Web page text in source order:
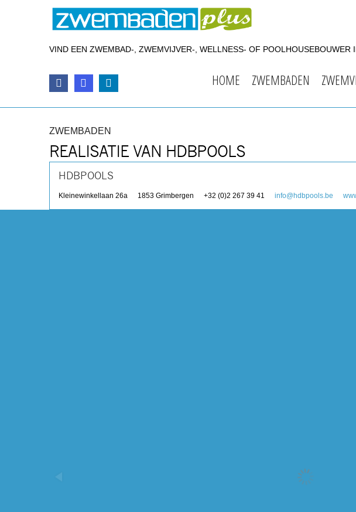
VIND EEN ZWEMBAD-, ZWEMVIJVER-, WELLNESS- OF POOLHOUSEBOUWER
HOME ZWEMBADEN
ZWEMBADEN
REALISATIE VAN HDBPOOLS
HDBPOOLS
Kleinewinkellaan 26a 1853 Grimbergen +32 (0)2 267 39 41 info@hdbpools.be